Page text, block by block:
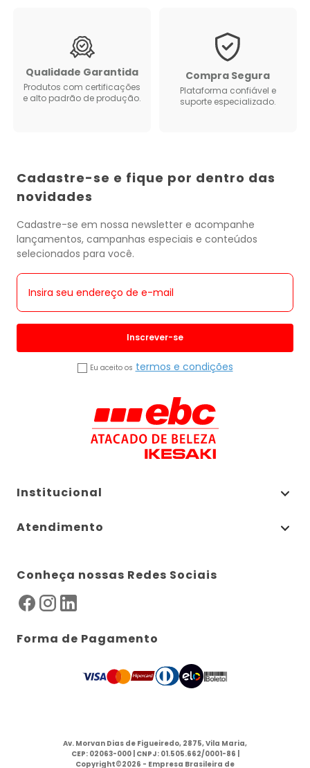
Qualidade Garantida
Produtos com certificações
e alto padrão de produção.
Compra Segura
Plataforma confiável e
suporte especializado.
Cadastre-se e fique por dentro das
novidades
Cadastre-se em nossa newsletter e acompanhe
lançamentos, campanhas especiais e conteúdos
selecionados para você.
Inscrever-se
Eu aceito os termos e condições
Institucional
Atendimento
Conheça nossas Redes Sociais
Forma de Pagamento
Av. Morvan Dias de Figueiredo, 2875, Vila Maria,
CEP: 02063-000 | CNPJ: 01.505.662/0001-86 |
Copyright©2026 - Empresa Brasileira de